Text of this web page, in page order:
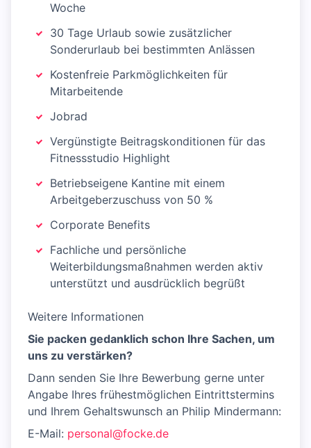
Woche
30 Tage Urlaub sowie zusätzlicher
Sonderurlaub bei bestimmten Anlässen
Kostenfreie Parkmöglichkeiten für
Mitarbeitende
Jobrad
Vergünstigte Beitragskonditionen für das
Fitnessstudio Highlight
Betriebseigene Kantine mit einem
Arbeitgeberzuschuss von 50 %
Corporate Benefits
Fachliche und persönliche
Weiterbildungsmaßnahmen werden aktiv
unterstützt und ausdrücklich begrüßt
Weitere Informationen
Sie packen gedanklich schon Ihre Sachen, um
uns zu verstärken?
Dann senden Sie Ihre Bewerbung gerne unter
Angabe Ihres frühestmöglichen Eintrittstermins
und Ihrem Gehaltswunsch an Philip Mindermann:
E-Mail: personal@focke.de